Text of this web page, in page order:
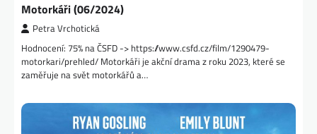
Motorkáři (06/2024)
Petra Vrchotická
Hodnocení: 75% na ČSFD -> https://www.csfd.cz/film/1290479-
motorkari/prehled/ Motorkáři je akční drama z roku 2023, které se
zaměřuje na svět motorkářů a…